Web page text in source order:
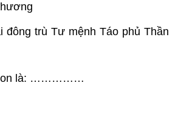
đông trù Tư mệnh Táo phủ Thần
con là: ……………